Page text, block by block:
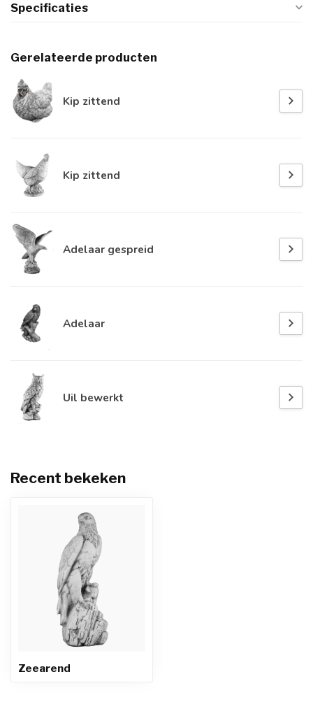
Specificaties
Gerelateerde producten
Kip zittend
Kip zittend
Adelaar gespreid
Adelaar
Uil bewerkt
Recent bekeken
Zeearend